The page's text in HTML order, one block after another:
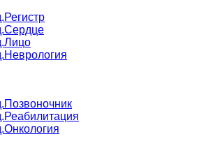
Регистр
Сердце
Лицо
Неврология
Позвоночник
Реабилитация
Онкология